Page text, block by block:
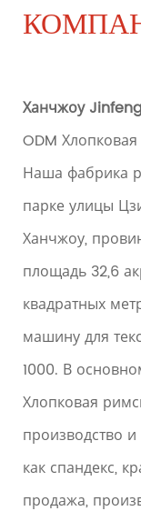
Ханчжоу
ODM
Наша фабрика
парке улицы
Ханчжоу,
площадь 32,6
квадратных
машину для
1000. В
Хлопковая
производство
как спандекс,
продажа,